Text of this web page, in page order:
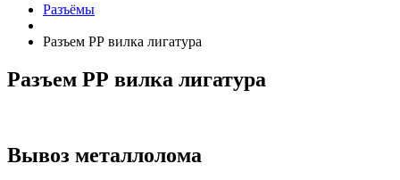
Разъёмы
Разъем РР вилка лигатура
Разъем РР вилка лигатура
Вывоз металлолома